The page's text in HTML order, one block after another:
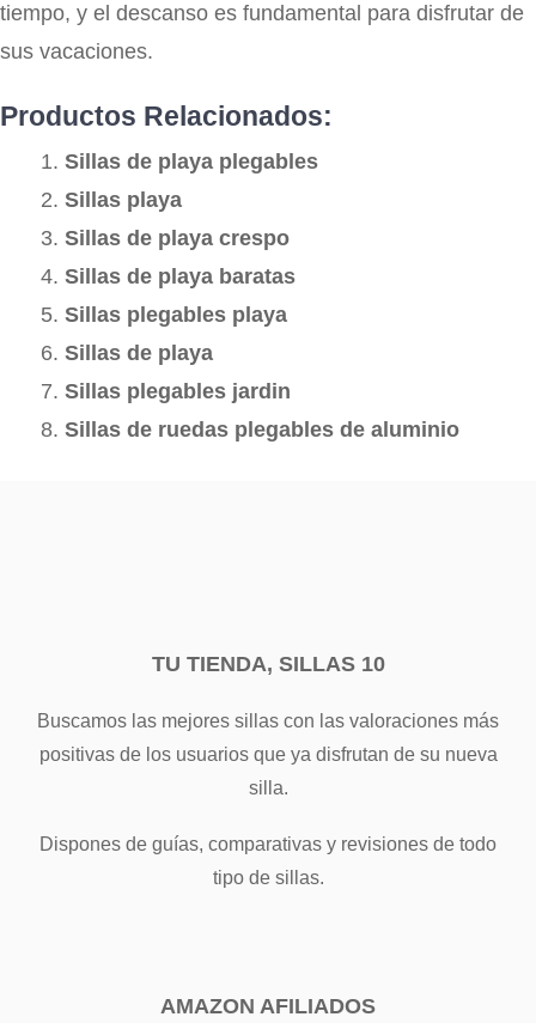
tiempo, y el descanso es fundamental para disfrutar de
sus vacaciones.
Productos Relacionados:
Sillas de playa plegables
Sillas playa
Sillas de playa crespo
Sillas de playa baratas
Sillas plegables playa
Sillas de playa
Sillas plegables jardin
Sillas de ruedas plegables de aluminio
TU TIENDA, SILLAS 10
Buscamos las mejores sillas con las valoraciones más
positivas de los usuarios que ya disfrutan de su nueva
silla.
Dispones de guías, comparativas y revisiones de todo
tipo de sillas.
AMAZON AFILIADOS